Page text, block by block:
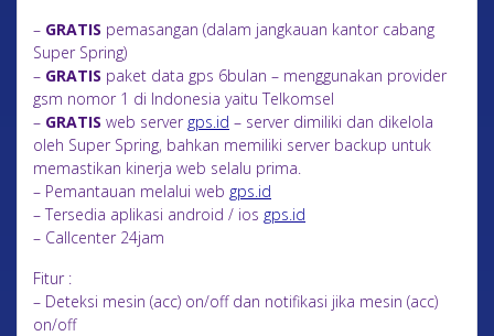
– GRATIS pemasangan (dalam jangkauan kantor cabang
Super Spring)
– GRATIS paket data gps 6bulan – menggunakan provider
gsm nomor 1 di Indonesia yaitu Telkomsel
– GRATIS web server gps.id – server dimiliki dan dikelola
oleh Super Spring, bahkan memiliki server backup untuk
memastikan kinerja web selalu prima.
– Pemantauan melalui web gps.id
– Tersedia aplikasi android / ios gps.id
– Callcenter 24jam
Fitur :
– Deteksi mesin (acc) on/off dan notifikasi jika mesin (acc)
on/off